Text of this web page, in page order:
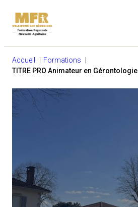
Accueil
Formations
TITRE PRO Animateur en Gérontologie